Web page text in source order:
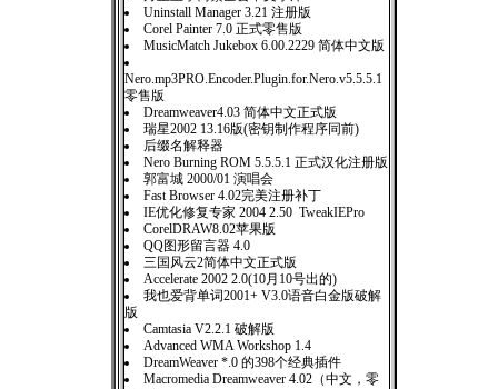
Uninstall Manager 3.21 注册版
Corel Painter 7.0 正式零售版
MusicMatch Jukebox 6.00.2229 简体中文版
Nero.mp3PRO.Encoder.Plugin.for.Nero.v5.5.5.1
零售版
Dreamweaver4.03 简体中文正式版
瑞星2002 13.16版(密钥制作程序同前)
后缀名解释器
Nero Burning ROM 5.5.5.1 正式汉化注册版
郭富城 2000/01 演唱会
Fast Browser 4.02完美注册补丁
IE优化修复专家 2004 2.50 TweakIEPro
CorelDRAW8.02苹果版
QQ图形留言器 4.0
三国风云2简体中文正式版
Accelerate 2002 2.0(10月10号出的)
我也爱背单词2001+ V3.0语音白金版破解
版
Camtasia V2.2.1 破解版
Advanced WMA Workshop 1.4
DreamWeaver *.0 的398个经典插件
Macromedia Dreamweaver 4.02（中文，零